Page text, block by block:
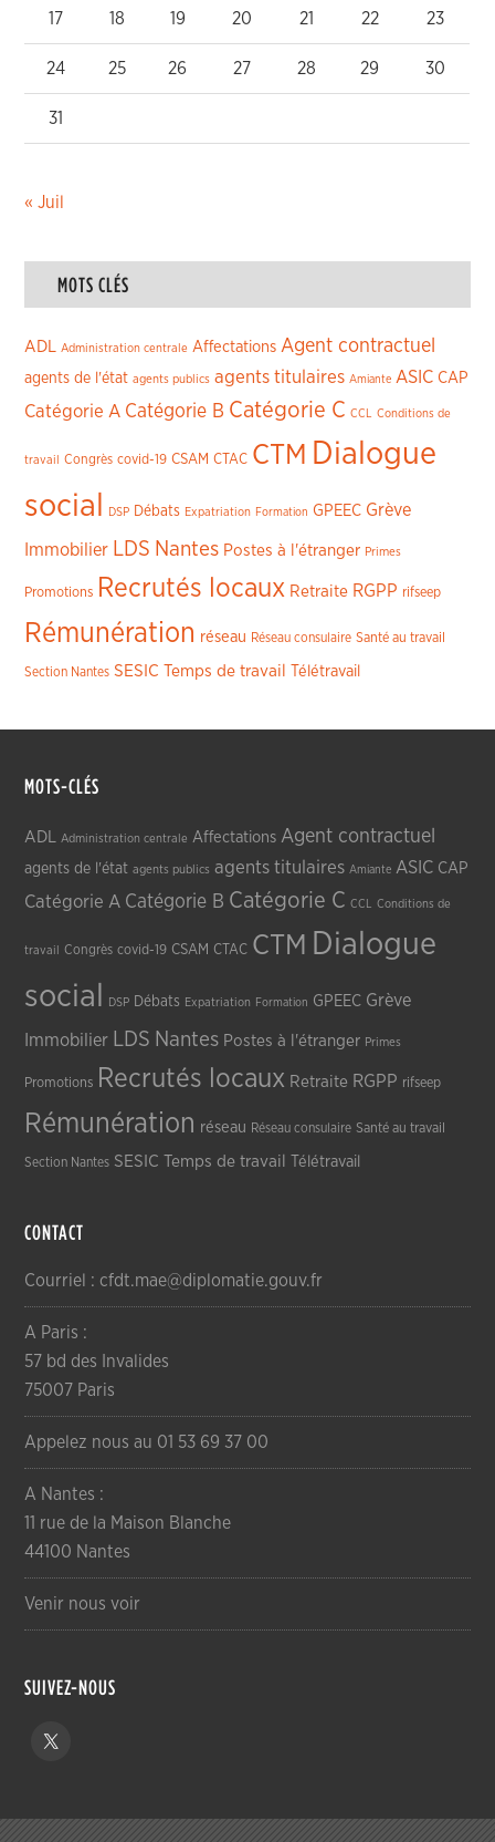
17 18 19 20 21 22 23
24 25 26 27 28 29 30
31
« Juil
MOTS CLÉS
ADL Administration centrale Affectations Agent contractuel
agents de l'état agents publics agents titulaires Amiante ASIC CAP
Catégorie A Catégorie B Catégorie C CCL Conditions de
travail Congrès covid-19 CSAM CTAC CTM Dialogue
social
DSP Débats Expatriation Formation GPEEC Grève
Immobilier LDS Nantes Postes à l'étranger Primes
Promotions Recrutés locaux Retraite RGPP rifseep
Rémunération réseau Réseau consulaire Santé au travail
Section Nantes SESIC Temps de travail Télétravail
MOTS-CLÉS
ADL Administration centrale Affectations Agent contractuel
agents de l'état agents publics agents titulaires Amiante ASIC CAP
Catégorie A Catégorie B Catégorie C CCL Conditions de
travail Congrès covid-19 CSAM CTAC CTM Dialogue
social
DSP Débats Expatriation Formation GPEEC Grève
Immobilier LDS Nantes Postes à l'étranger Primes
Promotions Recrutés locaux Retraite RGPP rifseep
Rémunération réseau Réseau consulaire Santé au travail
Section Nantes SESIC Temps de travail Télétravail
CONTACT
Courriel : cfdt.mae@diplomatie.gouv.fr
A Paris :
57 bd des Invalides
75007 Paris
Appelez nous au 01 53 69 37 00
A Nantes :
11 rue de la Maison Blanche
44100 Nantes
Venir nous voir
SUIVEZ-NOUS